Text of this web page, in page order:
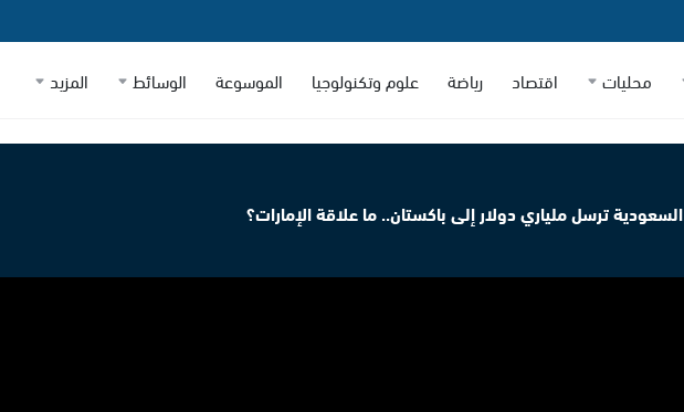
محليات اقتصاد رياضة علوم وتكنولوجيا الموسوعة الوسائط المزيد
السعودية ترسل ملياري دولار إلى باكستان.. ما علاقة الإمارات؟